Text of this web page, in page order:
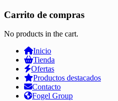
Carrito de compras
No products in the cart.
Inicio
Tienda
Ofertas
Productos destacados
Contacto
Fogel Group